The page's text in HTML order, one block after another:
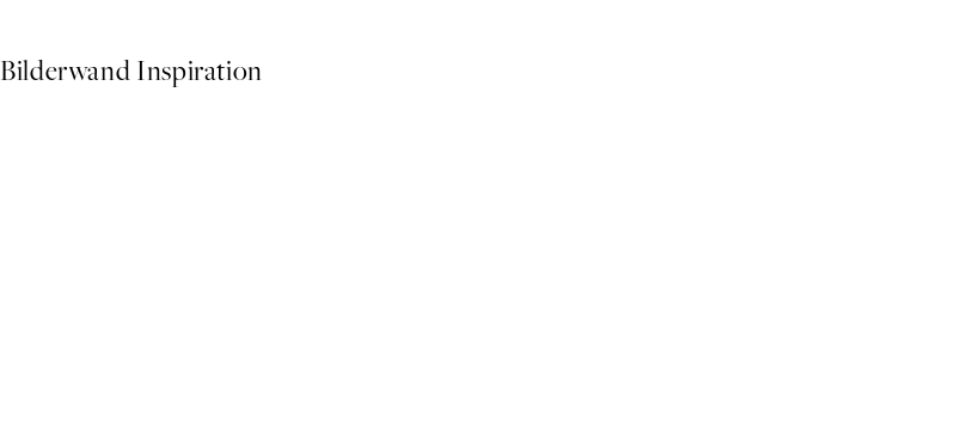
Bilderwand Inspiration